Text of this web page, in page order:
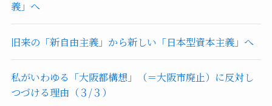
義」へ
旧来の「新自由主義」から新しい「日本型資本主義」へ
私がいわゆる「大阪都構想」（＝大阪市廃止）に反対し
つづける理由（３/３）